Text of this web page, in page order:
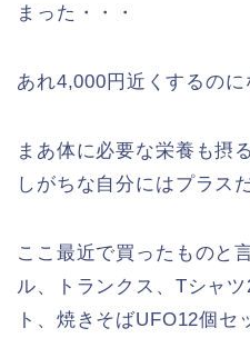
まった・・・
あれ4,000円近くするのに
まあ体に必要な栄養も摂
しがちな自分にはプラス
ここ最近で買ったものと
ル、トランクス、Tシャ
ト、焼きそばUFO12個セ